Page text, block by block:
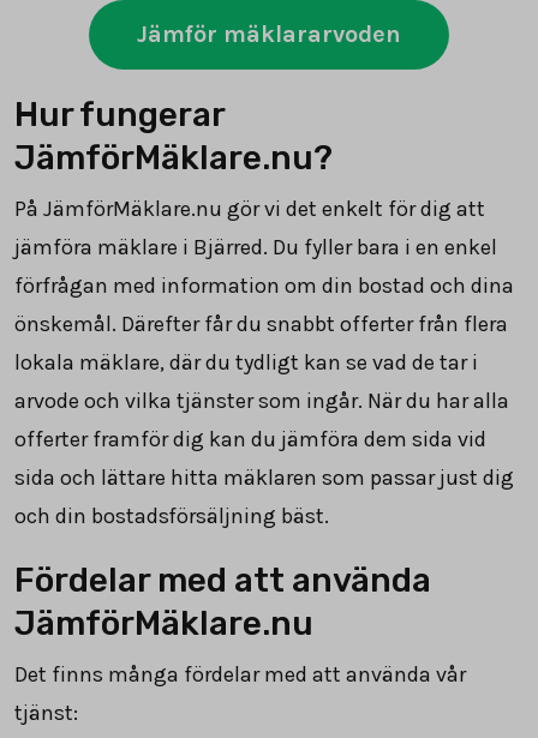
Jämför mäklararvoden
Hur fungerar
JämförMäklare.nu?
På JämförMäklare.nu gör vi det enkelt för dig att
jämföra mäklare i Bjärred. Du fyller bara i en enkel
förfrågan med information om din bostad och dina
önskemål. Därefter får du snabbt offerter från flera
lokala mäklare, där du tydligt kan se vad de tar i
arvode och vilka tjänster som ingår. När du har alla
offerter framför dig kan du jämföra dem sida vid
sida och lättare hitta mäklaren som passar just dig
och din bostadsförsäljning bäst.
Fördelar med att använda
JämförMäklare.nu
Det finns många fördelar med att använda vår
tjänst: